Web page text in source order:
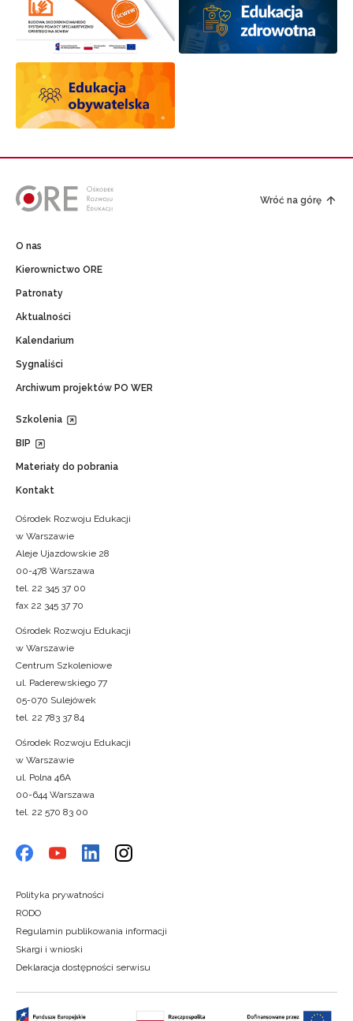
Wróć na górę
O nas
Kierownictwo ORE
Patronaty
Aktualności
Kalendarium
Sygnaliści
Archiwum projektów PO WER
Szkolenia
BIP
Materiały do pobrania
Kontakt
Ośrodek Rozwoju Edukacji
w Warszawie
Aleje Ujazdowskie 28
00-478 Warszawa
tel. 22 345 37 00
fax 22 345 37 70
Ośrodek Rozwoju Edukacji
w Warszawie
Centrum Szkoleniowe
ul. Paderewskiego 77
05-070 Sulejówek
tel. 22 783 37 84
Ośrodek Rozwoju Edukacji
w Warszawie
ul. Polna 46A
00-644 Warszawa
tel. 22 570 83 00
Polityka prywatności
RODO
Regulamin publikowania informacji
Skargi i wnioski
Deklaracja dostępności serwisu